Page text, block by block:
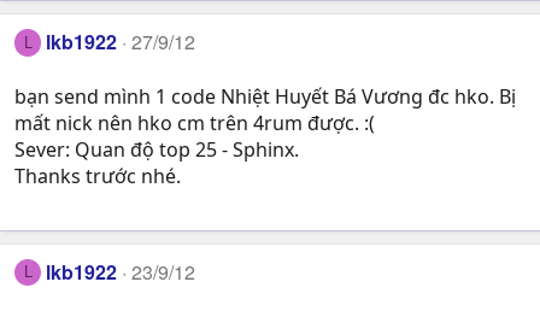
L lkb1922 27/9/12
bạn send mình 1 code Nhiệt Huyết Bá Vương đc hko. Bị
mất nick nên hko cm trên 4rum được. :(
Sever: Quan độ top 25 - Sphinx.
Thanks trước nhé.
L lkb1922 23/9/12